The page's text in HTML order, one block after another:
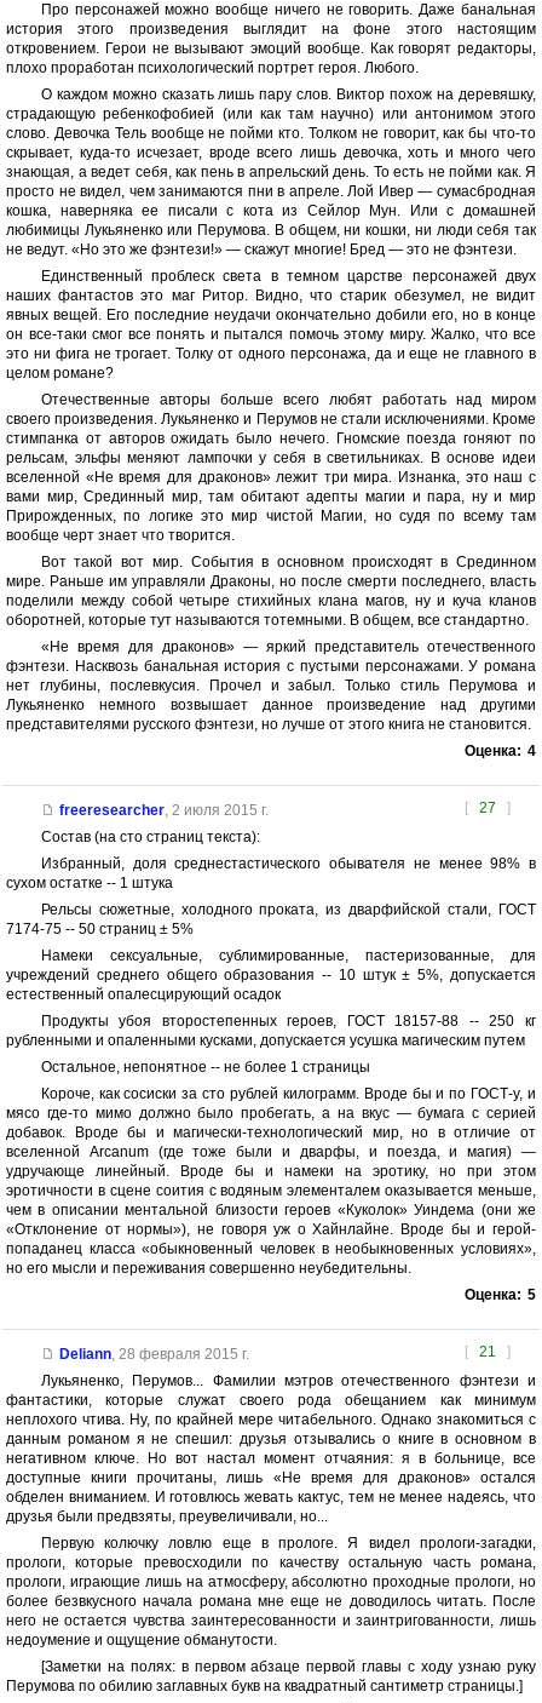
Про персонажей можно вообще ничего не говорить. Даже банальная
история этого произведения выглядит на фоне этого настоящим
откровением. Герои не вызывают эмоций вообще. Как говорят редакторы,
плохо проработан психологический портрет героя. Любого.
О каждом можно сказать лишь пару слов. Виктор похож на деревяшку,
страдающую ребенкофобией (или как там научно) или антонимом этого
слово. Девочка Тель вообще не пойми кто. Толком не говорит, как бы что-то
скрывает, куда-то исчезает, вроде всего лишь девочка, хоть и много чего
знающая, а ведет себя, как пень в апрельский день. То есть не пойми как. Я
просто не видел, чем занимаются пни в апреле. Лой Ивер — сумасбродная
кошка, наверняка ее писали с кота из Сейлор Мун. Или с домашней
любимицы Лукьяненко или Перумова. В общем, ни кошки, ни люди себя так
не ведут. «Но это же фэнтези!» — скажут многие! Бред — это не фэнтези.
Единственный проблеск света в темном царстве персонажей двух
наших фантастов это маг Ритор. Видно, что старик обезумел, не видит
явных вещей. Его последние неудачи окончательно добили его, но в конце
он все-таки смог все понять и пытался помочь этому миру. Жалко, что все
это ни фига не трогает. Толку от одного персонажа, да и еще не главного в
целом романе?
Отечественные авторы больше всего любят работать над миром
своего произведения. Лукьяненко и Перумов не стали исключениями. Кроме
стимпанка от авторов ожидать было нечего. Гномские поезда гоняют по
рельсам, эльфы меняют лампочки у себя в светильниках. В основе идеи
вселенной «Не время для драконов» лежит три мира. Изнанка, это наш с
вами мир, Срединный мир, там обитают адепты магии и пара, ну и мир
Прирожденных, по логике это мир чистой Магии, но судя по всему там
вообще черт знает что творится.
Вот такой вот мир. События в основном происходят в Срединном
мире. Раньше им управляли Драконы, но после смерти последнего, власть
поделили между собой четыре стихийных клана магов, ну и куча кланов
оборотней, которые тут называются тотемными. В общем, все стандартно.
«Не время для драконов» — яркий представитель отечественного
фэнтези. Насквозь банальная история с пустыми персонажами. У романа
нет глубины, послевкусия. Прочел и забыл. Только стиль Перумова и
Лукьяненко немного возвышает данное произведение над другими
представителями русского фэнтези, но лучше от этого книга не становится.
Оценка: 4
[ 27 ]
freeresearcher, 2 июля 2015 г.
Состав (на сто страниц текста):
Избранный, доля среднестастического обывателя не менее 98% в
сухом остатке -- 1 штука
Рельсы сюжетные, холодного проката, из дварфийской стали, ГОСТ
7174-75 -- 50 страниц ± 5%
Намеки сексуальные, сублимированные, пастеризованные, для
учреждений среднего общего образования -- 10 штук ± 5%, допускается
естественный опалесцирующий осадок
Продукты убоя второстепенных героев, ГОСТ 18157-88 -- 250 кг
рубленными и опаленными кусками, допускается усушка магическим путем
Остальное, непонятное -- не более 1 страницы
Короче, как сосиски за сто рублей килограмм. Вроде бы и по ГОСТ-у, и
мясо где-то мимо должно было пробегать, а на вкус — бумага с серией
добавок. Вроде бы и магически-технологический мир, но в отличие от
вселенной Arcanum (где тоже были и дварфы, и поезда, и магия) —
удручающе линейный. Вроде бы и намеки на эротику, но при этом
эротичности в сцене соития с водяным элементалем оказывается меньше,
чем в описании ментальной близости героев «Куколок» Уиндема (они же
«Отклонение от нормы»), не говоря уж о Хайнлайне. Вроде бы и герой-
попаданец класса «обыкновенный человек в необыкновенных условиях»,
но его мысли и переживания совершенно неубедительны.
Оценка: 5
[ 21 ]
Deliann, 28 февраля 2015 г.
Лукьяненко, Перумов... Фамилии мэтров отечественного фэнтези и
фантастики, которые служат своего рода обещанием как минимум
неплохого чтива. Ну, по крайней мере читабельного. Однако знакомиться с
данным романом я не спешил: друзья отзывались о книге в основном в
негативном ключе. Но вот настал момент отчаяния: я в больнице, все
доступные книги прочитаны, лишь «Не время для драконов» остался
обделен вниманием. И готовлюсь жевать кактус, тем не менее надеясь, что
друзья были предвзяты, преувеличивали, но...
Первую колючку ловлю еще в прологе. Я видел прологи-загадки,
прологи, которые превосходили по качеству остальную часть романа,
прологи, играющие лишь на атмосферу, абсолютно проходные прологи, но
более безвкусного начала романа мне еще не доводилось читать. После
него не остается чувства заинтересованности и заинтригованности, лишь
недоумение и ощущение обманутости.
[Заметки на полях: в первом абзаце первой главы с ходу узнаю руку
Перумова по обилию заглавных букв на квадратный сантиметр страницы.]